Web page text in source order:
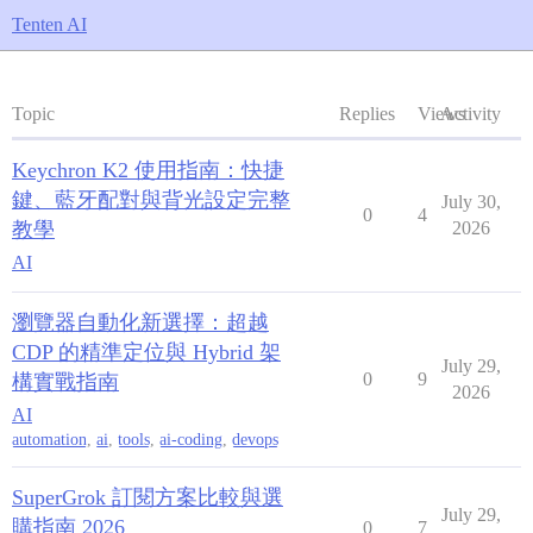
Tenten AI
Topic Replies ViewsActivity
Keychron K2 使用指南：快捷
鍵、藍牙配對與背光設定完整
教學
AI
0 4
July 30,
2026
瀏覽器自動化新選擇：超越
CDP 的精準定位與 Hybrid 架
構實戰指南
AI
automation, ai, tools, ai-coding, devops
0 9
July 29,
2026
SuperGrok 訂閱方案比較與選
購指南 2026
0 7
July 29,